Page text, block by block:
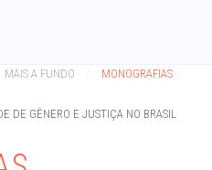
MAIS A FUNDO MONOGRAFIAS
DE GÊNERO E JUSTIÇA NO BRASIL